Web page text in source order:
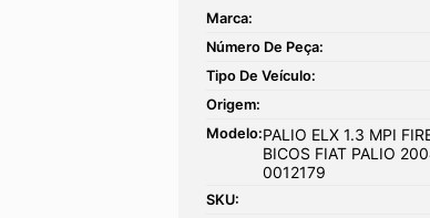
Marca:
Número De Peça:
Tipo De Veículo:
Origem:
Modelo:PALIO ELX 1.3 MPI
BICOS FIAT PALIO
0012179
SKU: